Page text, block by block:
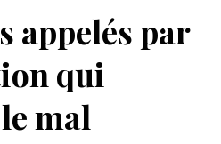
appelés par
qui
mal